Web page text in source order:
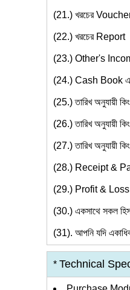
(21.) খরচের
(22.) খরচের Report
(23.) Other's
(24.) Cash Book এর
(25.)তারিখ অনুযায়ী
(26.)তারিখ অনুযায়ী
(27.)তারিখ অনুযায়ী
(28.) Receipt &
(29.) Profit &
(30.) একসাথে সকল
(31). আপনি যদি
* Technical